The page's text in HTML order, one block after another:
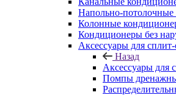
Напольно-
Колонные
Кондиционеры без
Аксессуары для
Назад
Аксессуары для
Помпы